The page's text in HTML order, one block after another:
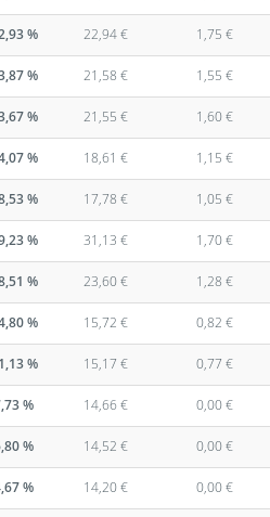
% 22,94 € 1,75 €
% 21,58 € 1,55 €
% 21,55 € 1,60 €
% 18,61 € 1,15 €
% 17,78 € 1,05 €
% 31,13 € 1,70 €
% 23,60 € 1,28 €
% 15,72 € 0,82 €
% 15,17 € 0,77 €
% 14,66 € 0,00 €
% 14,52 € 0,00 €
% 14,20 € 0,00 €